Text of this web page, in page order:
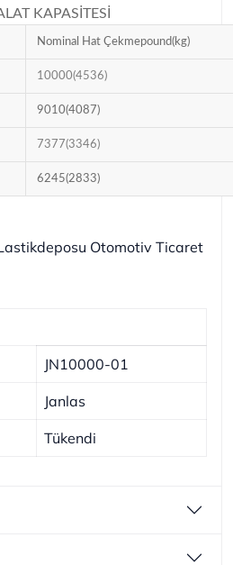
KAPASİTESİ
Nominal Hat Çekmepound(kg)
10000(4536)
9010(4087)
7377(3346)
6245(2833)
Otomotiv Ticaret
JN10000-01
Janlas
Tükendi